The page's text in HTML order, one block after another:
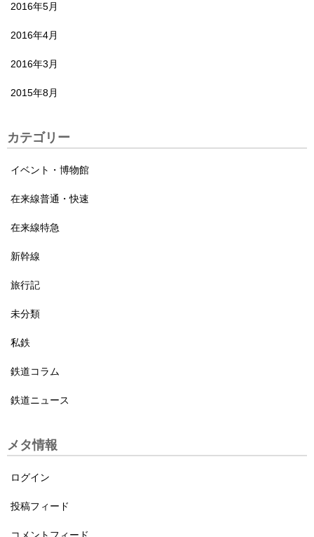
2016年5月
2016年4月
2016年3月
2015年8月
カテゴリー
イベント・博物館
在来線普通・快速
在来線特急
新幹線
旅行記
未分類
私鉄
鉄道コラム
鉄道ニュース
メタ情報
ログイン
投稿フィード